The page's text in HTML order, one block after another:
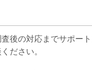
後の対応までサポー
ださい。